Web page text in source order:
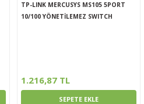
TP-LINK MERCUSYS MS105 5PORT
10/100 YÖNETİLEMEZ SWITCH
1.216,87 TL
SEPETE EKLE